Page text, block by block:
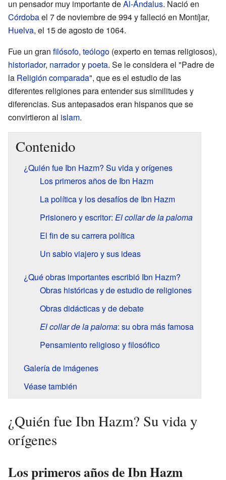
un pensador muy importante deAl-Ándalus. Nació en
Córdobael 7 de noviembre de 994 y falleció en Montíjar,
Huelva, el 15 de agosto de 1064.
Fue un gran filósofo, teólogo (experto en temas religiosos),
historiador, narradorypoeta. Se le considera el "Padre de
la Religión comparada", que es el estudio de las
diferentes religiones para entender sus similitudes y
diferencias. Sus antepasados eran hispanos que se
convirtieron al islam.
Contenido
¿Quién fue Ibn Hazm? Su vida y orígenes
Los primeros años de Ibn Hazm
La política y los desafíos de Ibn Hazm
Prisionero y escritor: El collar de la paloma
El fin de su carrera política
Un sabio viajero y sus ideas
¿Qué obras importantes escribió Ibn Hazm?
Obras históricas y de estudio de religiones
Obras didácticas y de debate
El collar de la paloma: su obra más famosa
Pensamiento religioso y filosófico
Galería de imágenes
Véase también
¿Quién fue Ibn Hazm? Su vida y
orígenes
Los primeros años de Ibn Hazm